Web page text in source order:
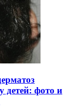
детей: фото и